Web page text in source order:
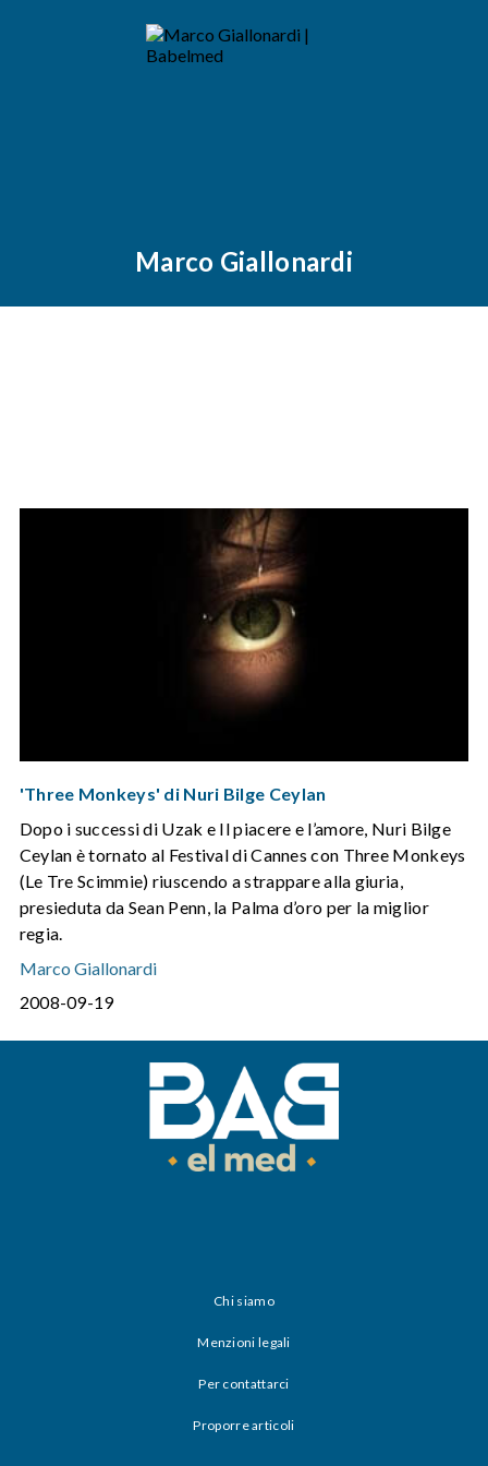
Marco Giallonardi
'Three Monkeys' di Nuri Bilge Ceylan
Dopo i successi di Uzak e Il piacere e l’amore, Nuri Bilge
Ceylan è tornato al Festival di Cannes con Three Monkeys
(Le Tre Scimmie) riuscendo a strappare alla giuria,
presieduta da Sean Penn, la Palma d’oro per la miglior
regia.
Marco Giallonardi
2008-09-19
Chi siamo
Menzioni legali
Per contattarci
Proporre articoli